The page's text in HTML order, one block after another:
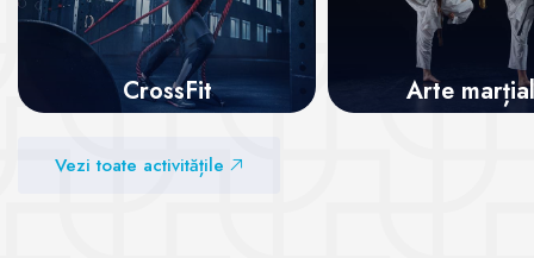
CrossFit
Vezi sălile
Arte
Vezi toate activitățile